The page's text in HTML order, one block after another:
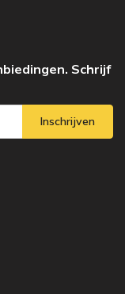
Schrijf
Inschrijven